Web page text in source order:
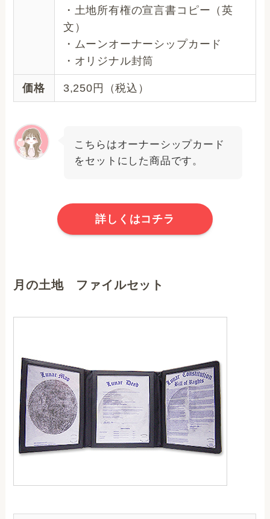
・土地所有権の宣言書コピー（英
文）
・ムーンオーナーシップカード
・オリジナル封筒
価格 3,250円（税込）
こちらはオーナーシップカード
をセットにした商品です。
詳しくはコチラ
月の土地 ファイルセット